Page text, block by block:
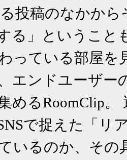
投稿のなかか
る」ということ
っている部屋
エンドユーザ
めるRoomClip
で捉えた「リ
いるのか、その